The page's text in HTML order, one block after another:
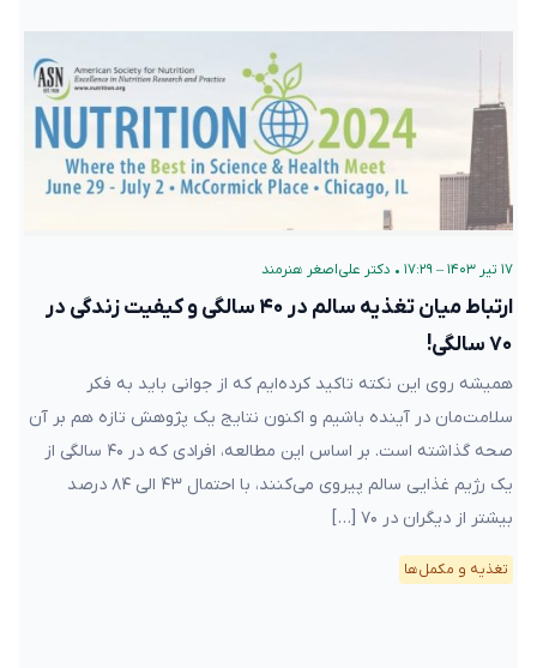
۱۷ تیر ۱۴۰۳ – ۱۷:۲۹ • دکتر علی‌اصغر هنرمند
ارتباط میان تغذیه سالم در ۴۰ سالگی و کیفیت زندگی در
۷۰ سالگی!
همیشه روی این نکته تاکید کرده‌ایم که از جوانی باید به فکر
سلامت‌مان در آینده باشیم و اکنون نتایج یک پژوهش تازه هم بر آن
صحه گذاشته است. بر اساس این مطالعه، افرادی که در ۴۰ سالگی از
یک رژیم غذایی سالم پیروی می‌کنند، با احتمال ۴۳ الی ۸۴ درصد
بیشتر از دیگران در ۷۰ […]
تغذیه و مکمل‌ها